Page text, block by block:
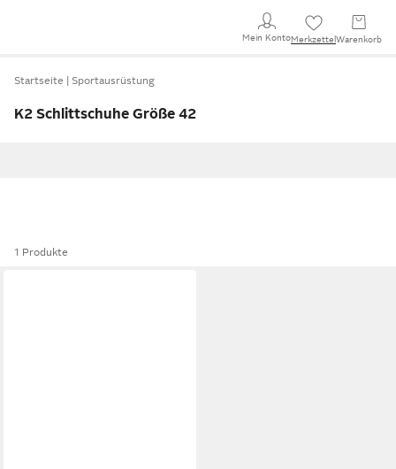
Mein KontoMerkzettel Warenkorb
Startseite Sportausrüstung
K2 Schlittschuhe Größe 42
1 Produkte